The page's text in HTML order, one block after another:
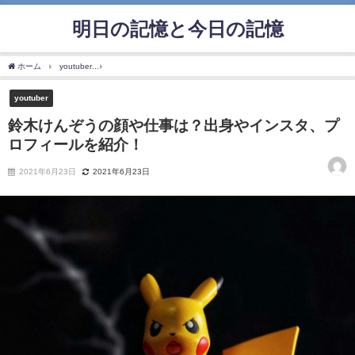
明日の記憶と今日の記憶
ホーム youtuber
youtuber
鈴木けんぞうの顔や仕事は？出身やインスタ、プ
ロフィールを紹介！
2021年6月23日 2021年6月23日